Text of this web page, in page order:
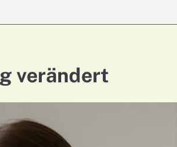
verändert